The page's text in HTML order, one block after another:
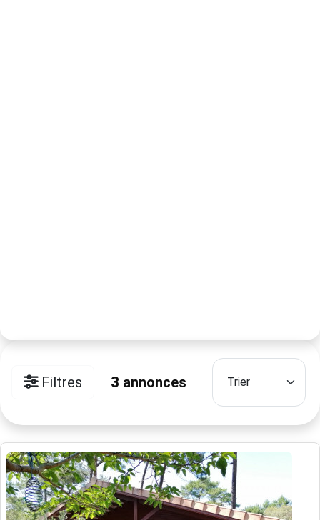
Filtres 3 annonces